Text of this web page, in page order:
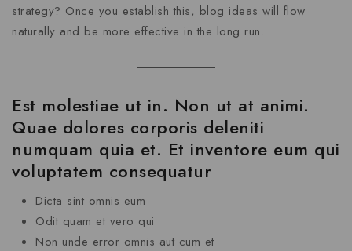
strategy? Once you establish this, blog ideas will flow
naturally and be more effective in the long run.
Est molestiae ut in. Non ut at animi.
Quae dolores corporis deleniti
numquam quia et. Et inventore eum qui
voluptatem consequatur
Dicta sint omnis eum
Odit quam et vero qui
Non unde error omnis aut cum et